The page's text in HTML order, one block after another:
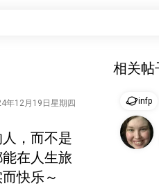
年12月19日星期四
，而不是
在人生旅
快乐～
相关帖
infp